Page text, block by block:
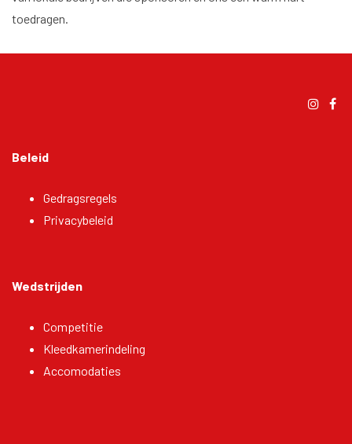
toedragen.
Beleid
Gedragsregels
Privacybeleid
Wedstrijden
Competitie
Kleedkamerindeling
Accomodaties